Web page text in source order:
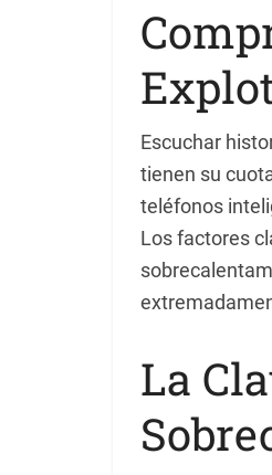
Escuchar
tienen su
teléfonos
Los factores
La